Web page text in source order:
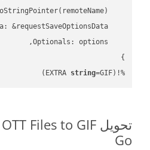
%!(EXTRA
string=GIF)
Go